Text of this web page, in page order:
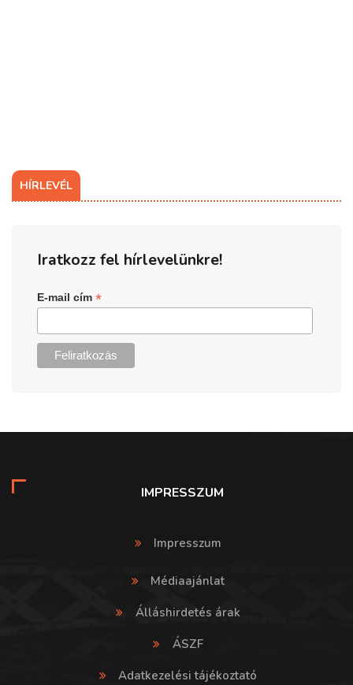
HÍRLEVÉL
Iratkozz fel hírlevelünkre!
E-mail cím*
IMPRESSZUM
Impresszum
Médiaajánlat
Álláshirdetés árak
ÁSZF
Adatkezelési tájékoztató